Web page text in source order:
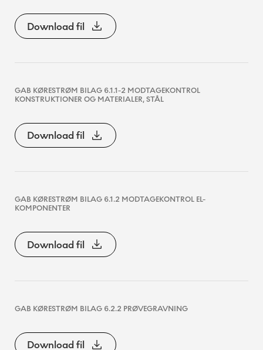
Download fil
GAB KØRESTRØM BILAG 6.1.1-2 MODTAGEKONTROL
KONSTRUKTIONER OG MATERIALER, STÅL
Download fil
GAB KØRESTRØM BILAG 6.1.2 MODTAGEKONTROL EL-
KOMPONENTER
Download fil
GAB KØRESTRØM BILAG 6.2.2 PRØVEGRAVNING
Download fil